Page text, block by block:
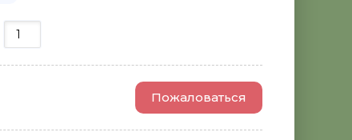
Пожаловаться